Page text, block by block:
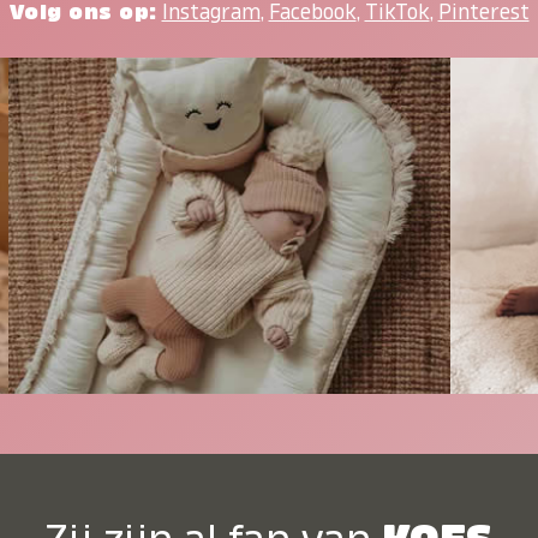
Volg ons op: Instagram, Facebook, TikTok, Pinterest